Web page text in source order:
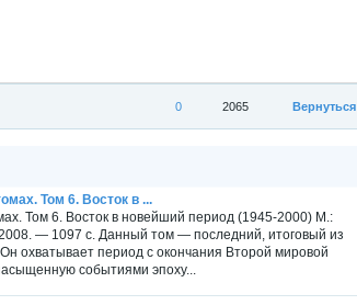
Вернуться
2065
0
Том 6. Восток в ...
Том 6. Восток в новейший период (1945-2000) М.:
— 1097 с. Данный том — последний, итоговый из
охватывает период с окончания Второй мировой
событиями эпоху...